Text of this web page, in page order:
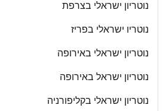
נוטריון ישראלי בצרפת
נוטריו ישראלי בפריז
נוטריון ישראלי באירופה
נוטריון ישראל באירופה
נוטריון ישראלי בקליפורניה